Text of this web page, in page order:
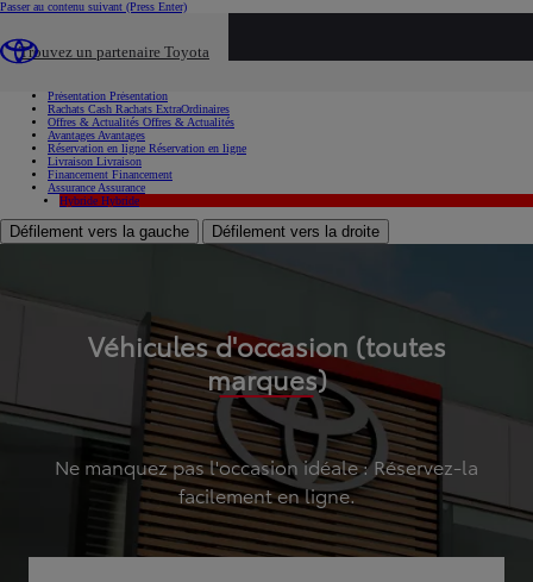
Passer au contenu suivant (Press Enter)
Trouvez un partenaire Toyota
Présentation Présentation
Rachats Cash Rachats ExtraOrdinaires
Offres & Actualités Offres & Actualités
Avantages Avantages
Réservation en ligne Réservation en ligne
Livraison Livraison
Financement Financement
Assurance Assurance
Hybride Hybride
Défilement vers la gauche Défilement vers la droite
Véhicules d'occasion (toutes
marques)
Ne manquez pas l'occasion idéale : Réservez-la
facilement en ligne.